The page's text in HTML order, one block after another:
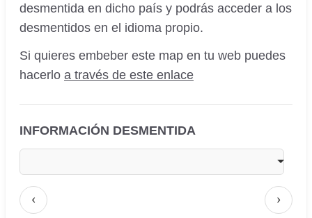
desmentida en dicho país y podrás acceder a los
desmentidos en el idioma propio.
Si quieres embeber este map en tu web puedes
hacerlo a través de este enlace
INFORMACIÓN DESMENTIDA
‹ ›